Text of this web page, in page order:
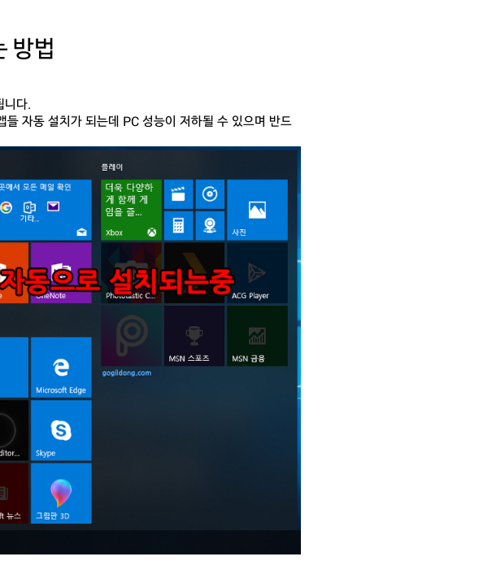
방법
니다.
자동 설치가 되는데 PC 성능이 저하될 수 있으며 반드